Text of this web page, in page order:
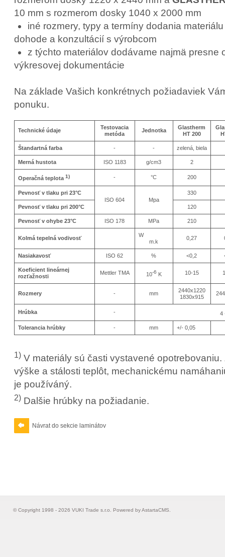
10 mm s rozmerom dosky 1040 x 2000 mm
iné rozmery, typy a termíny dodania
dohode a konzultácií s výrobcom
z týchto materiálov dodávame najmä
výkresovej dokumentácie
Na základe Vašich konkrétnych požiadaviek
ponuku.
Technické údaje
Testovacia
metóda
Jednotka
Glastherm
HT 200
Štandartná farba - - zelená, biela
Merná hustota ISO 1183 g/cm3 2
Operačná teplota 1) - °C 200
Pevnosť v tlaku pri 23°C
ISO 604
Mpa
330
Pevnosť v tlaku pri 200°C 120
Pevnosť v ohybe 23°C ISO 178 MPa 210
Kolmá tepelná vodivosť
W
m.k
0,27
Nasiakavosť ISO 62 % <0,2
Koeficient lineárnej
rozťažnosti
Mettler TMA 10-6 K 10-15
Rozmery - mm
2440x1220
1830x915
Hrúbka - 4
Tolerancia hrúbky - mm +/- 0,05
1)V materiály sú časti vystavené
výške a stálosti teplôt, mechanickému
je používáný.
2)Dalšie hrúbky na požiadanie.
Návrat do sekcie laminátov
© Copyright 1998 - 2026 VUKI Trade s.r.o. Powered byAstartaCMS